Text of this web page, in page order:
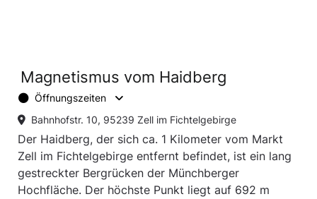
Magnetismus vom Haidberg
Öffnungszeiten
Bahnhofstr. 10, 95239 Zell im Fichtelgebirge
Der Haidberg, der sich ca. 1 Kilometer vom Markt
Zell im Fichtelgebirge entfernt befindet, ist ein lang
gestreckter Bergrücken der Münchberger
Hochfläche. Der höchste Punkt liegt auf 692 m